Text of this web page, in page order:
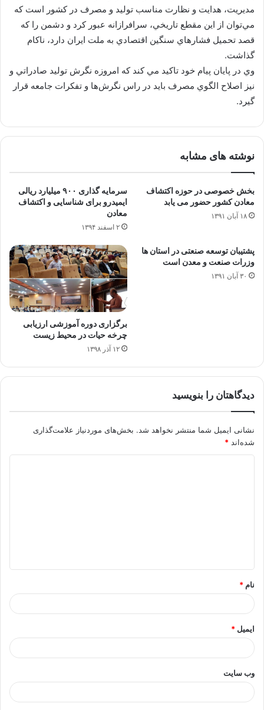
مديريت، هدايت و نظارت مناسب توليد و مصرف در كشور است كه
مي‌توان از اين مقطع تاريخي، سرافرازانه عبور كرد و دشمن را كه
قصد تحميل فشارهاي سنگين اقتصادي به ملت ايران دارد، ناكام
گذاشت.
وي در پايان پيام خود تاكيد مي كند كه امروزه نگرش توليد صادراتي و
نيز اصلاح الگوي مصرف بايد در راس نگرش‌ها و تفكرات جامعه قرار
گيرد.
نوشته های مشابه
بخش خصوصی در حوزه اکتشاف
معادن کشور حضور می یابد
۱۸ آبان ۱۳۹۱
سرمایه گذاری ۹۰۰ میلیارد ریالی
ایمیدرو برای شناسایی و اکتشاف
معادن
۲ اسفند ۱۳۹۴
پشتیبان توسعه صنعتی در استان ها
وزرات صنعت و معدن است
۳۰ آبان ۱۳۹۱
برگزاری دوره آموزشی ارزیابی
چرخه حیات در محیط زیست
۱۲ آذر ۱۳۹۸
دیدگاهتان را بنویسید
نشانی ایمیل شما منتشر نخواهد شد. بخش‌های موردنیاز علامت‌گذاری
شده‌اند *
*
نام *
ایمیل *
وب‌ سایت